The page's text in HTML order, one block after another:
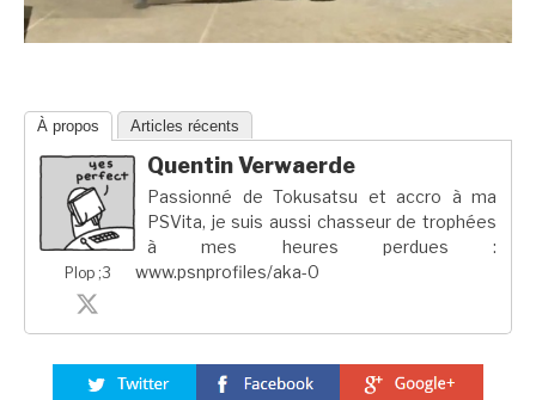
À propos Articles récents
Plop ;3
Quentin Verwaerde
Passionné de Tokusatsu et accro à ma
PSVita, je suis aussi chasseur de trophées
à mes heures perdues :
www.psnprofiles/aka-0